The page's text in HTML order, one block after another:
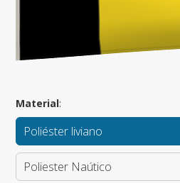
Material:
Poliéster liviano
Poliester Naútico